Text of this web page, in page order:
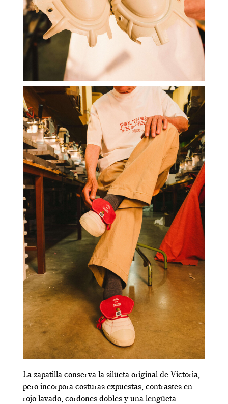
La zapatilla conserva la silueta original de Victoria,
pero incorpora costuras expuestas, contrastes en
rojo lavado, cordones dobles y una lengüeta